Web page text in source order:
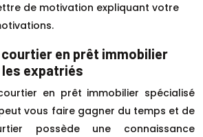
de motivation expliquant votre
courtier en prêt immobilier
expatriés
en prêt immobilier spécialisé
vous faire gagner du temps et de
possède une connaissance